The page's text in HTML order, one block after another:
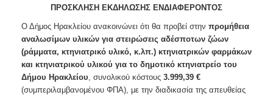
ΠΡΟΣΚΛΗΣΗ ΕΚΔΗΛΩΣΗΣ ΕΝΔΙΑΦΕΡΟΝΤΟΣ
Ο Δήμος Ηρακλείου ανακοινώνει ότι θα προβεί στην προμήθεια
αναλωσίμων υλικών για στειρώσεις αδέσποτων ζώων
(ράμματα, κτηνιατρικό υλικό, κ.λπ.) κτηνιατρικών φαρμάκων
και κτηνιατρικού υλικού για το δημοτικό κτηνιατρείο του
Δήμου Ηρακλείου , συνολικού κόστους 3.999,39 €
(συμπεριλαμβανομένου ΦΠΑ), με την διαδικασία της απευθείας